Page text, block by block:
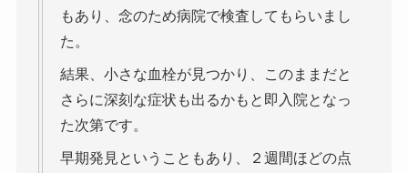
もあり、念のため病院で検査してもらいまし
た。
結果、小さな血栓が見つかり、このままだと
さらに深刻な症状も出るかもと即入院となっ
た次第です。
早期発見ということもあり、２週間ほどの点